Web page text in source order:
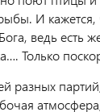
И
ведь есть
Только
разных